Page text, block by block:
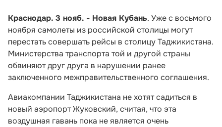
Краснодар. 3 нояб. - Новая Кубань. Уже с восьмого
ноября самолеты из российской столицы могут
перестать совершать рейсы в столицу Таджикистана.
Министерства транспорта той и другой страны
обвиняют друг друга в нарушении ранее
заключенного межправительственного соглашения.
Авиакомпании Таджикистана не хотят садиться в
новый аэропорт Жуковский, считая, что эта
воздушная гавань пока не является очень